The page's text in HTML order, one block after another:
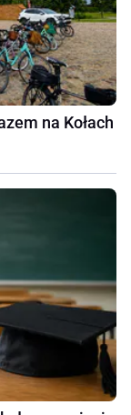
na Kołach